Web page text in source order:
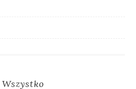
Wszystko